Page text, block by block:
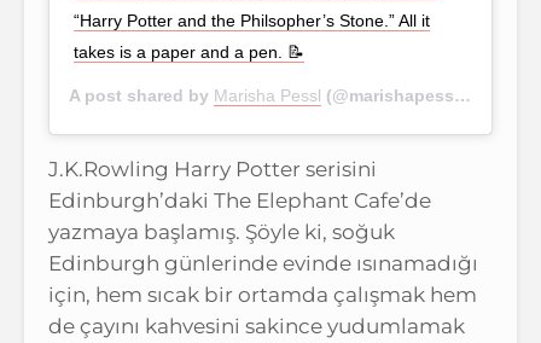
“Harry Potter and the Philsopher’s Stone.” All it
takes is a paper and a pen. 📝
A post shared by Marisha Pessl (@marishapessl) on
J.K.Rowling Harry Potter serisini
Edinburgh’daki The Elephant Cafe’de
yazmaya başlamış. Şöyle ki, soğuk
Edinburgh günlerinde evinde ısınamadığı
için, hem sıcak bir ortamda çalışmak hem
de çayını kahvesini sakince yudumlamak